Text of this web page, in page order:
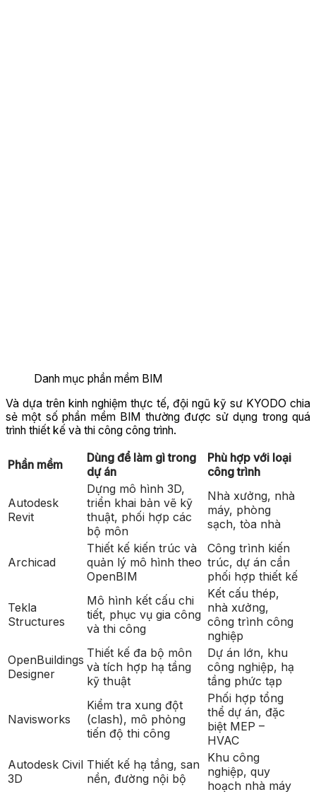
Danh mục phần mềm BIM
Và dựa trên kinh nghiệm thực tế, đội ngũ kỹ sư KYODO chia
sẻ một số phần mềm BIM thường được sử dụng trong quá
trình thiết kế và thi công công trình.
Phần mềm
Dùng để làm gì trong
dự án
Phù hợp với loại
công trình
Autodesk
Revit
Dựng mô hình 3D,
triển khai bản vẽ kỹ
thuật, phối hợp các
bộ môn
Nhà xưởng, nhà
máy, phòng
sạch, tòa nhà
Archicad
Thiết kế kiến trúc và
quản lý mô hình theo
OpenBIM
Công trình kiến
trúc, dự án cần
phối hợp thiết kế
Tekla
Structures
Mô hình kết cấu chi
tiết, phục vụ gia công
và thi công
Kết cấu thép,
nhà xưởng,
công trình công
nghiệp
OpenBuildings
Designer
Thiết kế đa bộ môn
và tích hợp hạ tầng
kỹ thuật
Dự án lớn, khu
công nghiệp, hạ
tầng phức tạp
Navisworks
Kiểm tra xung đột
(clash), mô phỏng
tiến độ thi công
Phối hợp tổng
thể dự án, đặc
biệt MEP –
HVAC
Autodesk Civil
3D
Thiết kế hạ tầng, san
nền, đường nội bộ
Khu công
nghiệp, quy
hoạch nhà máy